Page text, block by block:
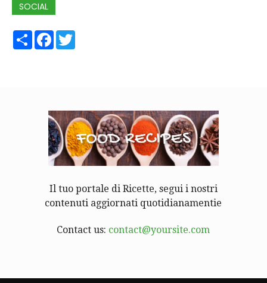
SOCIAL
ShareFacebook
Il tuo portale di Ricette, segui i nostri
contenuti aggiornati quotidianamentie
Contact us: contact@yoursite.com